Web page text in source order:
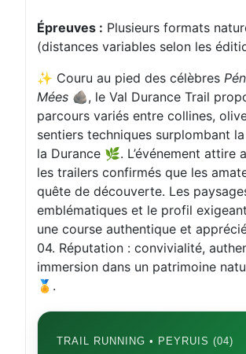
Épreuves : Plusieurs formats
(distances variables selon les
✨ Couru au pied des célèbres
Mées 🪨, le Val Durance Trail
parcours variés entre collines,
sentiers techniques surplombant
la Durance 🌿. L’événement attire
les trailers confirmés que les
quête de découverte. Les
emblématiques et le profil
une course authentique et
04. Réputation : convivialité,
immersion dans un patrimoine
🏅.
TRAIL RUNNING • PEYRUIS (04)